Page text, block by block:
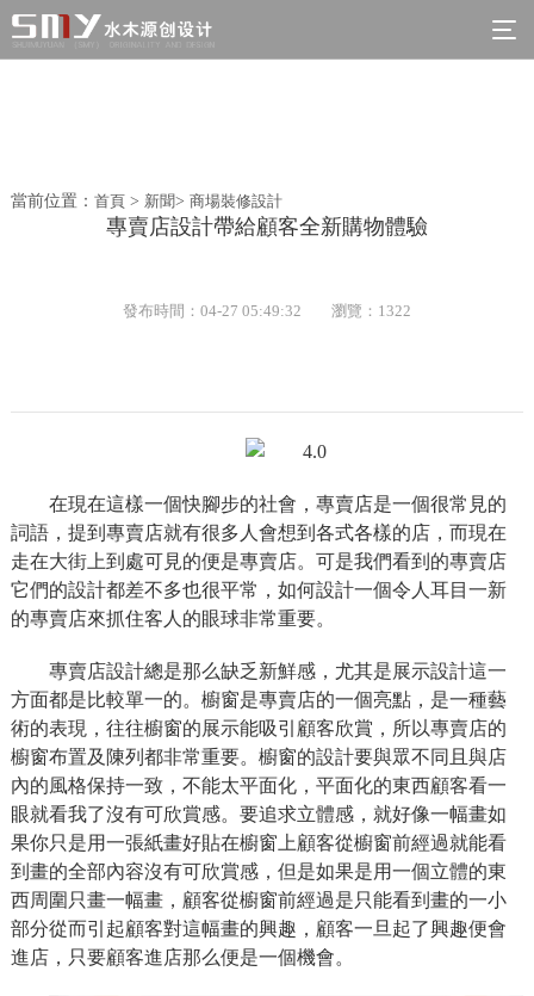
當前位置： 首頁> 新聞> 商場裝修設計
專賣店設計帶給顧客全新購物體驗
發布時間：04-27 05:49:32 瀏覽：1322
在現在這樣一個快腳步的社會，專賣店是一個很常見的
詞語，提到專賣店就有很多人會想到各式各樣的店，而現在
走在大街上到處可見的便是專賣店。可是我們看到的專賣店
它們的設計都差不多也很平常，如何設計一個令人耳目一新
的專賣店來抓住客人的眼球非常重要。
專賣店設計總是那么缺乏新鮮感，尤其是展示設計這一
方面都是比較單一的。櫥窗是專賣店的一個亮點，是一種藝
術的表現，往往櫥窗的展示能吸引顧客欣賞，所以專賣店的
櫥窗布置及陳列都非常重要。櫥窗的設計要與眾不同且與店
內的風格保持一致，不能太平面化，平面化的東西顧客看一
眼就看我了沒有可欣賞感。要追求立體感，就好像一幅畫如
果你只是用一張紙畫好貼在櫥窗上顧客從櫥窗前經過就能看
到畫的全部內容沒有可欣賞感，但是如果是用一個立體的東
西周圍只畫一幅畫，顧客從櫥窗前經過是只能看到畫的一小
部分從而引起顧客對這幅畫的興趣，顧客一旦起了興趣便會
進店，只要顧客進店那么便是一個機會。